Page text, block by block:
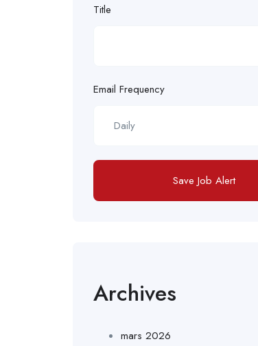
Title
Email Frequency
Save Job Alert
Archives
mars 2026